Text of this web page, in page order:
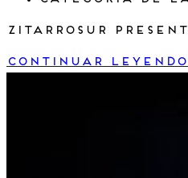
Zitarrosur
Continuar leyendo